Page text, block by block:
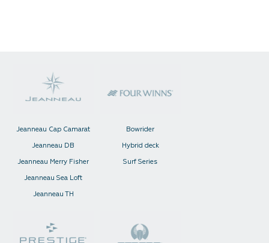
Jeanneau Cap Camarat
Jeanneau DB
Jeanneau Merry Fisher
Jeanneau Sea Loft
Jeanneau TH
Bowrider
Hybrid deck
Surf Series